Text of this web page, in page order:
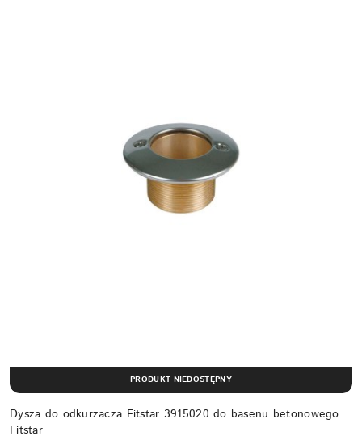
Dysza do odkurzacza Fitstar 3915020 do basenu betonowego
Fitstar
PRODUKT NIEDOSTĘPNY